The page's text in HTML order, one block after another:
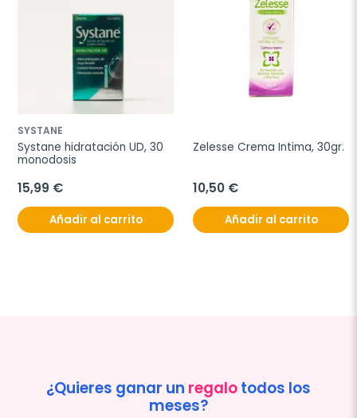
SYSTANE
Systane hidratación UD, 30
monodosis
15,99 €
Añadir al carrito
Zelesse Crema Intima, 30gr.
10,50 €
Añadir al carrito
¿Quieres ganar un regalotodos los
meses?